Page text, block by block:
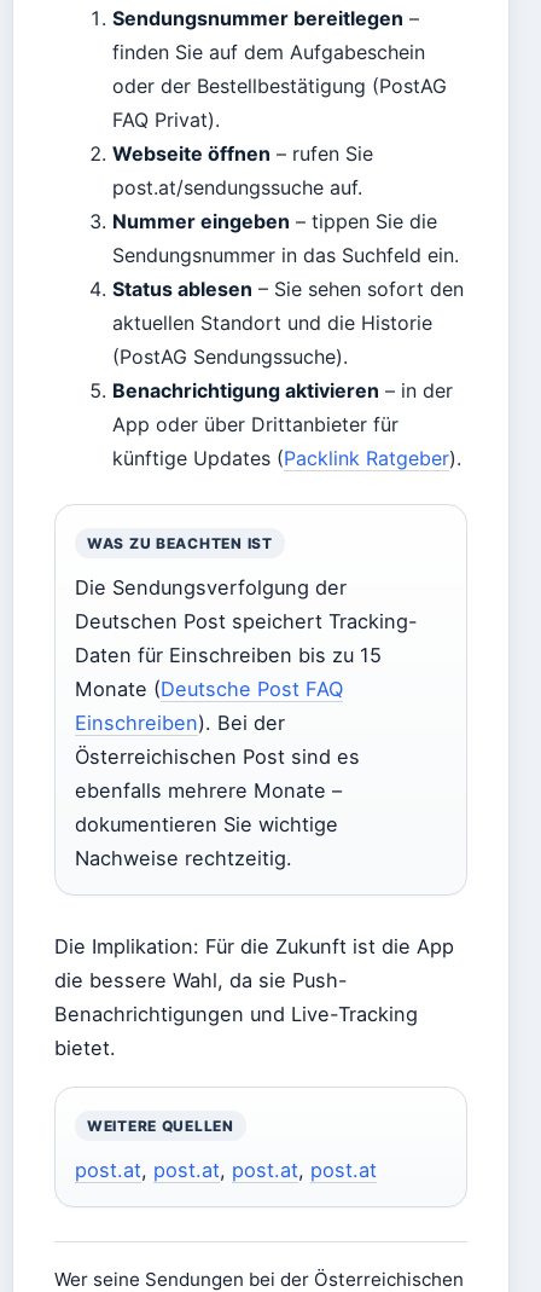
Sendungsnummer bereitlegen –
finden Sie auf dem Aufgabeschein
oder der Bestellbestätigung (PostAG
FAQ Privat).
Webseite öffnen – rufen Sie
post.at/sendungssuche auf.
Nummer eingeben – tippen Sie die
Sendungsnummer in das Suchfeld ein.
Status ablesen – Sie sehen sofort den
aktuellen Standort und die Historie
(PostAG Sendungssuche).
Benachrichtigung aktivieren – in der
App oder über Drittanbieter für
künftige Updates (Packlink Ratgeber).
WAS ZU BEACHTEN IST
Die Sendungsverfolgung der
Deutschen Post speichert Tracking-
Daten für Einschreiben bis zu 15
Monate (Deutsche Post FAQ
Einschreiben). Bei der
Österreichischen Post sind es
ebenfalls mehrere Monate –
dokumentieren Sie wichtige
Nachweise rechtzeitig.
Die Implikation: Für die Zukunft ist die App
die bessere Wahl, da sie Push-
Benachrichtigungen und Live-Tracking
bietet.
WEITERE QUELLEN
post.at, post.at, post.at, post.at
Wer seine Sendungen bei der Österreichischen